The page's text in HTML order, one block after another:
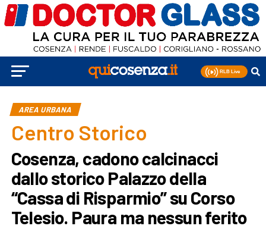
AREA URBANA
Centro Storico
Cosenza, cadono calcinacci
dallo storico Palazzo della
“Cassa di Risparmio” su Corso
Telesio. Paura ma nessun ferito